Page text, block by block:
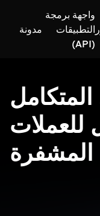
واجهة برمجة
التطبيقات
(API)
مدونة
المتكامل
للعملات
المشفرة